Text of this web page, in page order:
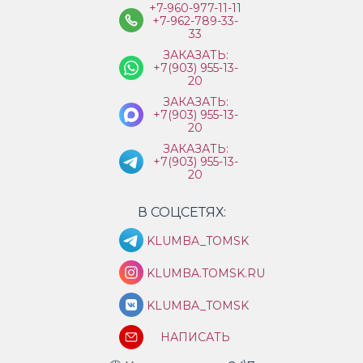
+7-960-977-11-11
+7-962-789-33-
33
ЗАКАЗАТЬ:
+7(903) 955-13-
20
ЗАКАЗАТЬ:
+7(903) 955-13-
20
ЗАКАЗАТЬ:
+7(903) 955-13-
20
В СОЦСЕТЯХ:
KLUMBA_TOMSK
KLUMBA.TOMSK.RU
KLUMBA_TOMSK
НАПИСАТЬ